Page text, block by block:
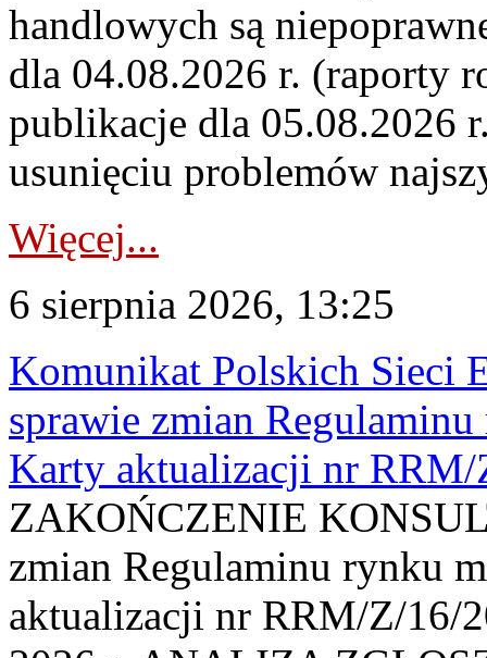
handlowych są
dla 04.08.2026 r. (raporty
publikacje dla 05.08.2026
usunięciu problemów
Więcej...
6 sierpnia 2026, 13:25
Komunikat Polskich Sieci
sprawie zmian
Karty aktualizacji nr
ZAKOŃCZENIE
zmian Regulaminu rynku
aktualizacji nr RRM/Z/16/